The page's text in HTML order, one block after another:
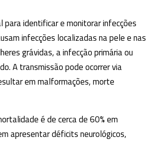
para identificar e monitorar infecções
infecções localizadas na pele e nas
grávidas, a infecção primária ou
A transmissão pode ocorrer via
em malformações, morte
é de cerca de 60% em
apresentar déficits neurológicos,